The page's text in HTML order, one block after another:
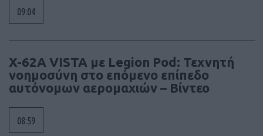
09:04
X-62A VISTA με Legion Pod: Τεχνητή
νοημοσύνη στο επόμενο επίπεδο
αυτόνομων αερομαχιών – Βίντεο
08:59